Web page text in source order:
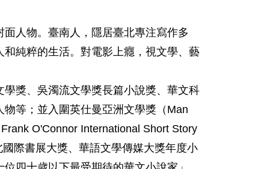
人物。臺南人，隱居臺北專注寫作多
純粹的生活。對電影上癮，視文學、藝
獎、吳濁流文學獎長篇小說獎、華文科
等；並入圍英仕曼亞洲文學獎（Man
O'Connor International Short Story
際書展大獎、華語文學傳媒大獎年度小